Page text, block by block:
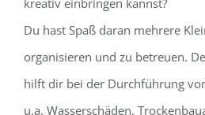
Du hast Spaß daran mehrere
organisieren und zu betreuen.
hilft dir bei der Durchführung
u.a. Wasserschäden,